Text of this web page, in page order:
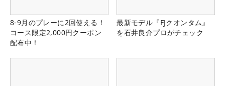
8-9月のプレーに2回使える！
コース限定2,000円クーポン
配布中！
最新モデル『FJクオンタム』
を石井良介プロがチェック